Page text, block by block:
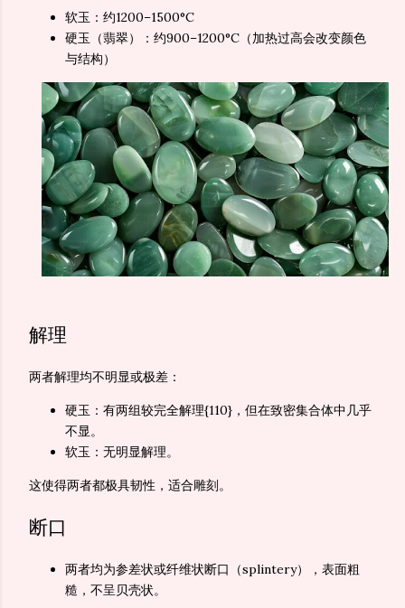
软玉：约1200–1500°C
硬玉（翡翠）：约900–1200°C（加热过高会改变颜色
与结构）
解理
两者解理均不明显或极差：
硬玉：有两组较完全解理{110}，但在致密集合体中几乎
不显。
软玉：无明显解理。
这使得两者都极具韧性，适合雕刻。
断口
两者均为参差状或纤维状断口（splintery），表面粗
糙，不呈贝壳状。